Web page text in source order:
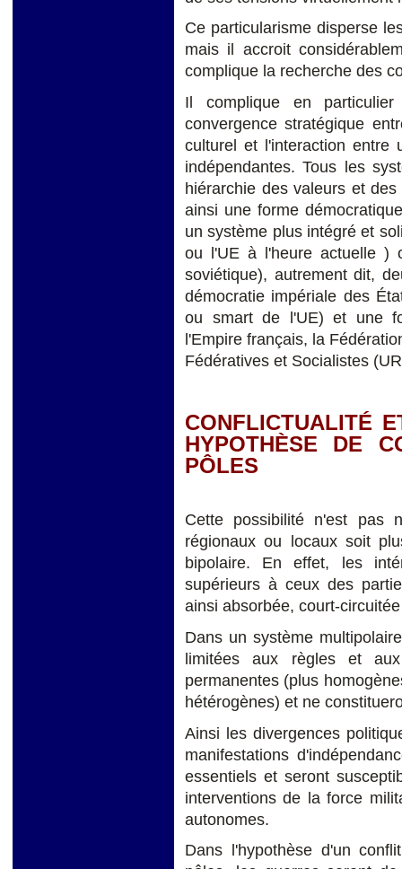
Ce particularisme disperse
mais il accroit
complique la recherche des
Il complique en
convergence stratégique
culturel et l'interaction entre
indépendantes. Tous les
hiérarchie des valeurs et
ainsi une forme
un système plus intégré et
ou l'UE à l'heure actuelle )
soviétique), autrement dit,
démocratie impériale des
ou smart de l'UE) et une
l'Empire français, la
Fédératives et Socialistes
CONFLICTUALITÉ
HYPOTHÈSE DE
PÔLES
Cette possibilité n'est pas
régionaux ou locaux soit
bipolaire. En effet, les
supérieurs à ceux des
ainsi absorbée, court-
Dans un système
limitées aux règles et
permanentes (plus
hétérogènes) et ne
Ainsi les divergences
manifestations
essentiels et seront
interventions de la force
autonomes.
Dans l'hypothèse d'un